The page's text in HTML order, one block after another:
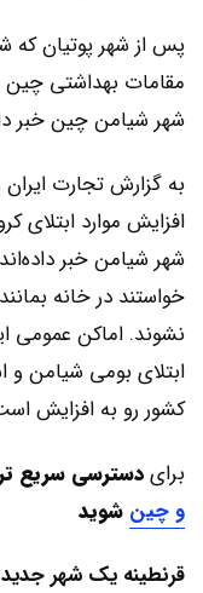
پس از شهر پوتیان که
مقامات بهداشتی چین
شهر شیامن چین خبر
به گزارش تجارت
افزایش موارد ابتلای
شهر شیامن خبر
خواستند در خانه
نشوند. اماکن عمومی
ابتلای بومی شیامن
کشور رو به افزایش
برایدسترسی سریع
و چین شوید
قرنطینه یک شهر